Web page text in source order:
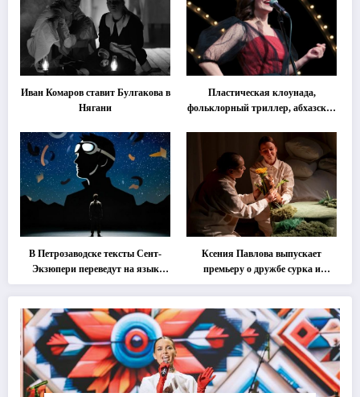
Иван Комаров ставит Булгакова в
Нягани
Пластическая клоунада,
фольклорный триллер, абхазская
втором этапе фестиваля
«Монокль»
В Петрозаводске тексты Сент-
Экзюпери переведут на язык
современной хореографии
Ксения Павлова выпускает
премьеру о дружбе сурка и
одуванчика